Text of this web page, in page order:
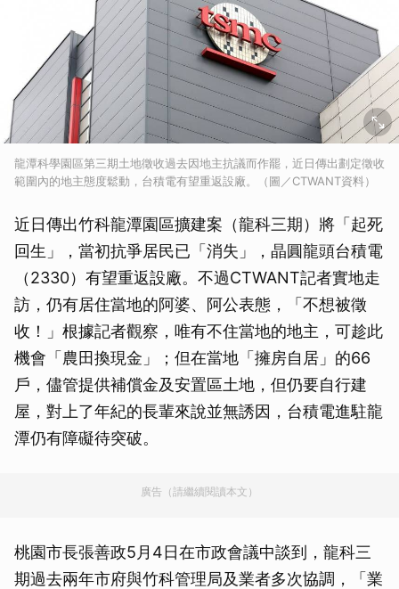
龍潭科學園區第三期土地徵收過去因地主抗議而作罷，近日傳出劃定徵收
範圍內的地主態度鬆動，台積電有望重返設廠。（圖／CTWANT資料）
近日傳出竹科龍潭園區擴建案（龍科三期）將「起死
回生」，當初抗爭居民已「消失」，晶圓龍頭台積電
（2330）有望重返設廠。不過CTWANT記者實地走
訪，仍有居住當地的阿婆、阿公表態，「不想被徵
收！」根據記者觀察，唯有不住當地的地主，可趁此
機會「農田換現金」；但在當地「擁房自居」的66
戶，儘管提供補償金及安置區土地，但仍要自行建
屋，對上了年紀的長輩來說並無誘因，台積電進駐龍
潭仍有障礙待突破。
廣告（請繼續閱讀本文）
桃園市長張善政5月4日在市政會議中談到，龍科三
期過去兩年市府與竹科管理局及業者多次協調，「業